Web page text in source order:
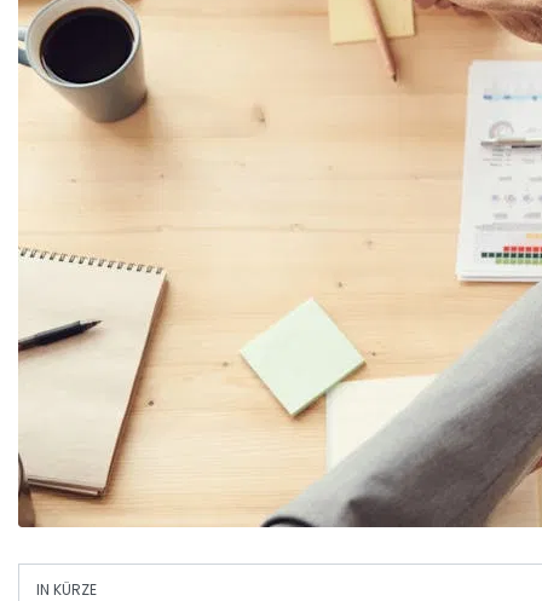
IN KÜRZE